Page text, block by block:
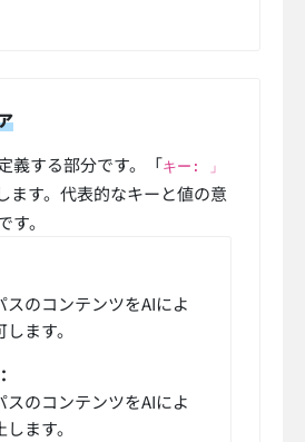
義する部分です。「キー: 」
ます。代表的なキーと値の意
す。
スのコンテンツをAIによ
ます。
スのコンテンツをAIによ
ます。